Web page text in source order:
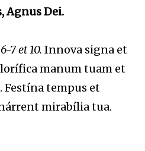
Agnus Dei.
7 et 10. Innova signa et
manum tuam et
tempus et
mirabília tua.